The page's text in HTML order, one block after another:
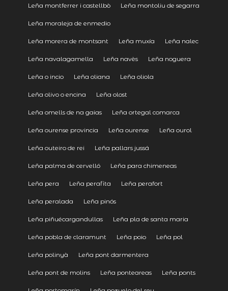
Leña montferrer i castellbò Leña montoliu de segarra
Leña moraleja de enmedio
Leña morera de montsant Leña muxía Leña nalec
Leña navalagamella Leña navès Leña noguera
Leña o incio Leña oliana Leña oliola
Leña olivo o encina Leña olost
Leña omells de na gaias Leña ortegal comarca
Leña ourense provincia Leña ourense Leña ourol
Leña outeiro de rei Leña pallars jussá
Leña palma de cervelló Leña para chimeneas
Leña pera Leña perafita Leña perafort
Leña peralada Leña pinós
Leña piñuécargandullas Leña pla de santa maria
Leña pobla de claramunt Leña poio Leña pol
Leña polinyà Leña pont darmentera
Leña pont de molins Leña ponteareas Leña ponts